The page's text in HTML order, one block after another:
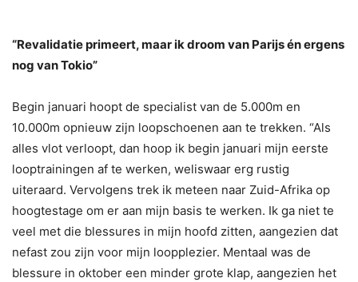
“Revalidatie primeert, maar ik droom van Parijs én ergens
nog van Tokio”
Begin januari hoopt de specialist van de 5.000m en
10.000m opnieuw zijn loopschoenen aan te trekken. “Als
alles vlot verloopt, dan hoop ik begin januari mijn eerste
looptrainingen af te werken, weliswaar erg rustig
uiteraard. Vervolgens trek ik meteen naar Zuid-Afrika op
hoogtestage om er aan mijn basis te werken. Ik ga niet te
veel met die blessures in mijn hoofd zitten, aangezien dat
nefast zou zijn voor mijn loopplezier. Mentaal was de
blessure in oktober een minder grote klap, aangezien het